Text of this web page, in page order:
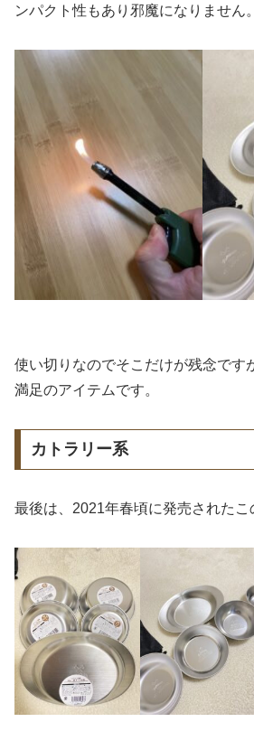
ンパクト性もあり邪魔になりません。
使い切りなのでそこだけが残念です
満足のアイテムです。
カトラリー系
最後は、2021年春頃に発売されたこ